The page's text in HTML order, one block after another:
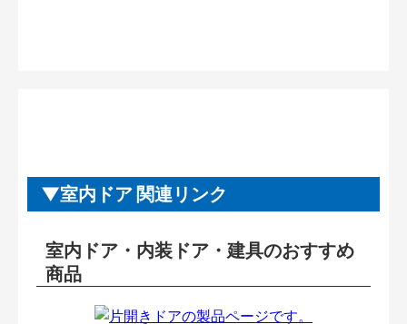
室内ドア 関連リンク
室内ドア・内装ドア・建具のおすすめ
商品